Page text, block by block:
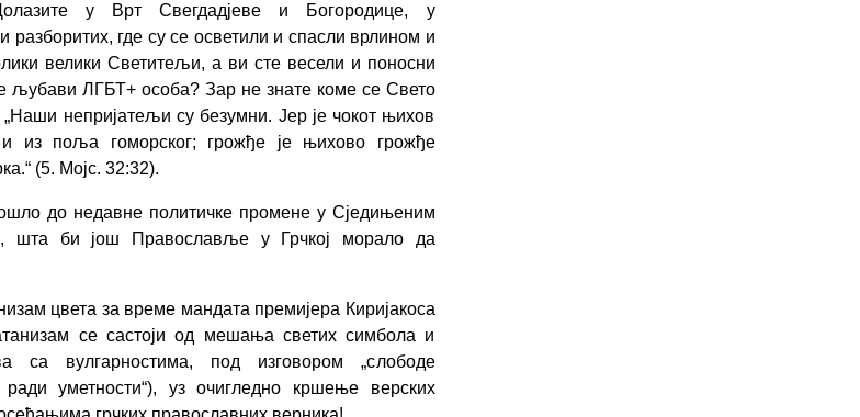
у Врт Свегдадјеве и Богородице, у
разборитих, где су се осветили и спасли врлином и
велики Светитељи, а ви сте весели и поносни
љубави ЛГБТ+ особа? Зар не знате коме се Свето
непријатељи су безумни. Јер је чокот њихов
и из поља гоморског; грожђе је њихово грожђе
(5. Мојс. 32:32).
до недавне политичке промене у Сједињеним
шта би још Православље у Грчкој морало да
цвета за време мандата премијера Киријакоса
се састоји од мешања светих симбола и
са вулгарностима, под изговором „слободе
ради уметности“), уз очигледно кршење верских